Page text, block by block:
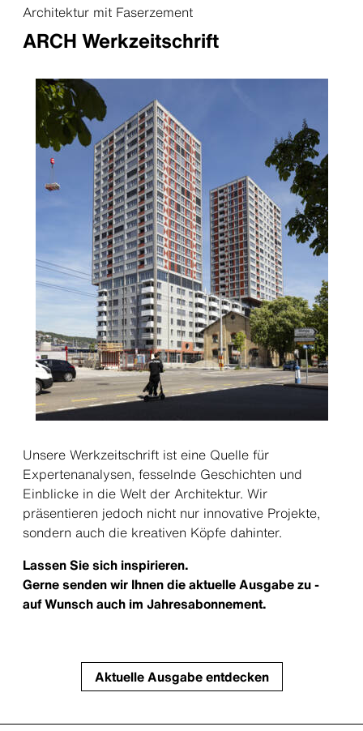
Architektur mit Faserzement
ARCH Werkzeitschrift
Unsere Werkzeitschrift ist eine Quelle für
Expertenanalysen, fesselnde Geschichten und
Einblicke in die Welt der Architektur. Wir
präsentieren jedoch nicht nur innovative Projekte,
sondern auch die kreativen Köpfe dahinter.
Lassen Sie sich inspirieren.
Gerne senden wir Ihnen die aktuelle Ausgabe zu -
auf Wunsch auch im Jahresabonnement.
Aktuelle Ausgabe entdecken